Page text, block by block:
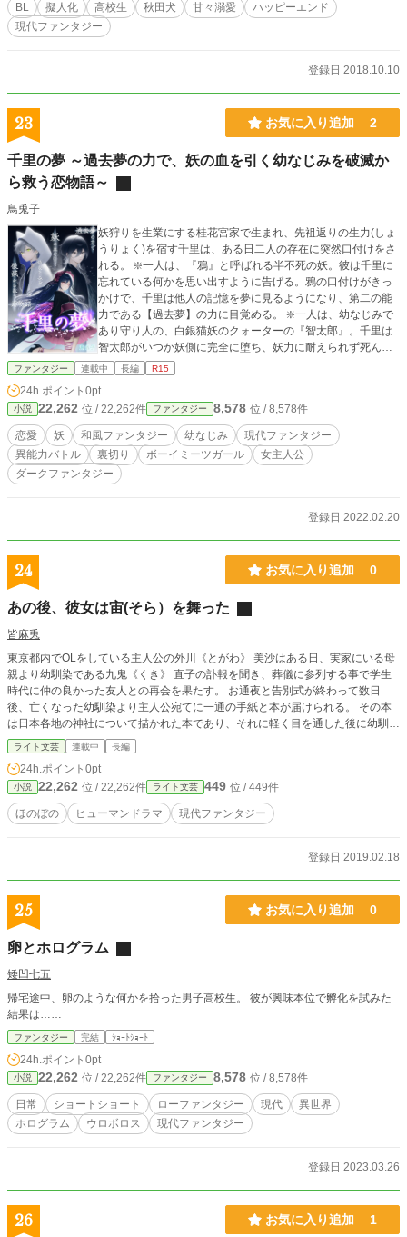
BL 擬人化 高校生 秋田犬 甘々溺愛
ハッピーエンド
現代ファンタジー
登録日 2018.10.10
23 お気に入り追加 2
千里の夢 ～過去夢の力で、妖の血を引く幼なじみを破滅か
ら救う恋物語～
鳥兎子
妖狩りを生業にする桂花宮家で生まれ、先祖返りの生力(しょ
うりょく)を宿す千里は、ある日二人の存在に突然口付けをさ
れる。 ❇️一人は、『鴉』と呼ばれる半不死の妖。彼は千里に
忘れている何かを思い出すように告げる。鴉の口付けがきっ
かけで、千里は他人の記憶を夢に見るようになり、第二の能
力である【過去夢】の力に目覚める。 ❇️一人は、幼なじみで
あり守り人の、白銀猫妖のクォーターの『智太郎』。千里は
智太郎がいつか妖側に完全に堕ち、妖力に耐えられず死んで
しまう事を知る。妖と人との過去の記憶から、大切な存在で
のおっとりお嬢様×少女顔ポーカーフェイス幼なじみ(俺様)
の、近いようで遠いような両片思い！ 智太郎視点、各キャラ
視点の話もあります。心理描写、情景描写多め ☆✩.˚ ⇱▹▸♡
ファンタジーだけど、ファンタジーじゃない……本当の夢か
ら生まれた、リアルな想いの物語 🖤*͛꒷꒦⎞ஜ 過去夢展開、恋愛
展開、バトル展開、着物系ファッション展開に、飯テロ！？
②青ノ鬼編(あおのかみへん) 人と妖の、恋の末路の話 ― 冬 ―
❅𓈒◌° ❆𓈒◌.゜ ③秘匿ノ罪編(ひとくのつみへん) 隠された想いの
らの想いの話 ⑥ 寒鴉ノ冀求編 (かんあのききゅうへん) 粉雪舞
翠ノ紅孔雀編(ひすいのべにくじゃくへん) 彼女を追う、彼ら
の話 ⑨ 色獄ノ躑躅編（しきごくのつつじへん）隠世で欲に抗
う、彼女の話 ⑩炎華ノ狂宴編 (えんかのきょうえんへん) 復讐
と隠匿の再会にて、新たな道を探す話 ⑪忘雪ノ遺香編（わす
れゆきのいこうへん）妖と人を繋ぐ、亡き母達を追う話 ―
夏 ― .˚☼𓏲 𓇢 𓆟𓂅❂༄ * ⑫ 花氷ノ妖精編(はなごおりのよ
うせいへん) 人の世に潜む彼らが、始動する話 ⑬ ꫛꫀꪝ✧︎ 蛍籠
ノ寺子屋編(ほたるかごのてらこやへん) 人と妖が集う学び舎
で、渦巻く想いを追求する話✧︎ 進行中 ✨
ファンタジー 連載中 長編 R15
24h.ポイント 0pt
小説 22,262 位 / 22,262件 ファンタジー 8,578 位 / 8,578件
恋愛 妖 和風ファンタジー 幼なじみ
現代ファンタジー
異能力バトル
裏切り ボーイミーツガール
女主人公
ダークファンタジー
登録日 2022.02.20
24 お気に入り追加 0
あの後、彼女は宙(そら）を舞った
皆麻兎
東京都内でOLをしている主人公の外川《とがわ》 美沙はある日、実家にいる母
親より幼馴染である九鬼《くき》 直子の訃報を聞き、葬儀に参列する事で学生
時代に仲の良かった友人との再会を果たす。 お通夜と告別式が終わって数日
後、亡くなった幼馴染より主人公宛てに一通の手紙と本が届けられる。 その本
は日本各地の神社について描かれた本であり、それに軽く目を通した後に幼馴染
からの手紙を読む。すると、衝撃的な内容が書かれており、手紙と一緒に同封さ
れていた形代よりテンマが現れる。 彼はこれまで、幼馴染の直子と共に神社巡
りをしていた付喪神で、巡るにあたってのサポートをするという。 半信半疑な
がらも、直子の死の真相を知るために神社巡りを開始する。一方で、美沙は自分
が自動車の免許を持っていない事やテンマの助言もあり、葬儀の際に再会した友
人らにも相談。すると、一緒に巡る事を承諾してくれ、以降かつての友人達と共
ライト文芸 連載中 長編
24h.ポイント 0pt
小説 22,262 位 / 22,262件 ライト文芸 449 位 / 449件
ほのぼの ヒューマンドラマ 現代ファンタジー
登録日 2019.02.18
25 お気に入り追加 0
卵とホログラム
矮凹七五
帰宅途中、卵のような何かを拾った男子高校生。 彼が興味本位で孵化を試みた
結果は……
ファンタジー 完結 ｼｮｰﾄｼｮｰﾄ
24h.ポイント 0pt
小説 22,262 位 / 22,262件 ファンタジー 8,578 位 / 8,578件
日常 ショートショート ローファンタジー 現代
異世界
ホログラム
ウロボロス 現代ファンタジー
登録日 2023.03.26
26 お気に入り追加 1